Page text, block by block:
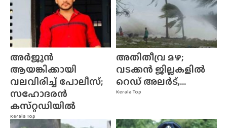
Kerala Top
അർജുൻ
ആയങ്കിക്കായി
വലവിരിച്ച് പോലീസ്;
സഹോദരൻ
കസ്‌റ്റഡിയിൽ
Kerala Top
അതിതീവ്ര മഴ;
വടക്കൻ ജില്ലകളിൽ
റെഡ് അലർട്,...